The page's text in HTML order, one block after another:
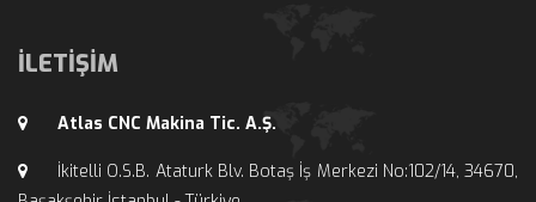
İLETİŞİM
Atlas CNC Makina Tic. A.Ş.
İkitelli O.S.B. Ataturk Blv. Botaş İş Merkezi No:102/14, 34670,